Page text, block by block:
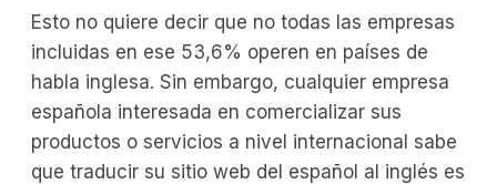
Esto no quiere decir que no todas las empresas
incluidas en ese 53,6% operen en países de
habla inglesa. Sin embargo, cualquier empresa
española interesada en comercializar sus
productos o servicios a nivel internacional sabe
que traducir su sitio web del español al inglés es